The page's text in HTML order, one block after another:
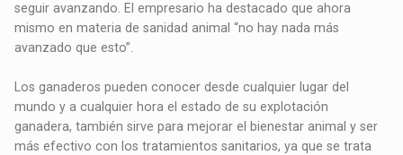
seguir avanzando. El empresario ha destacado que ahora
mismo en materia de sanidad animal “no hay nada más
avanzado que esto”.
Los ganaderos pueden conocer desde cualquier lugar del
mundo y a cualquier hora el estado de su explotación
ganadera, también sirve para mejorar el bienestar animal y ser
más efectivo con los tratamientos sanitarios, ya que se trata